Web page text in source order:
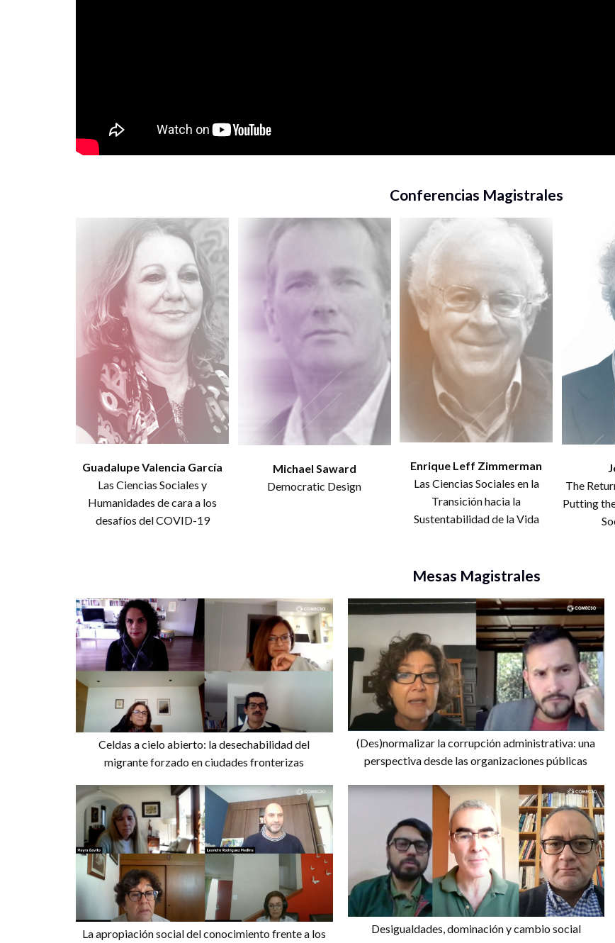
Conferencias Magistrales
Guadalupe Valencia García
Las Ciencias Sociales y
Humanidades de cara a los
desafíos del COVID-19
Michael Saward
Democratic Design
Enrique Leff Zimmerman
Las Ciencias Sociales en la
Transición hacia la
Sustentabilidad de la Vida
The
Putting
Mesas Magistrales
Celdas a cielo abierto: la desechabilidad del
migrante forzado en ciudades fronterizas
(Des)normalizar la corrupción administrativa: una
perspectiva desde las organizaciones públicas
La apropiación social del conocimiento frente a los
Desigualdades, dominación y cambio social